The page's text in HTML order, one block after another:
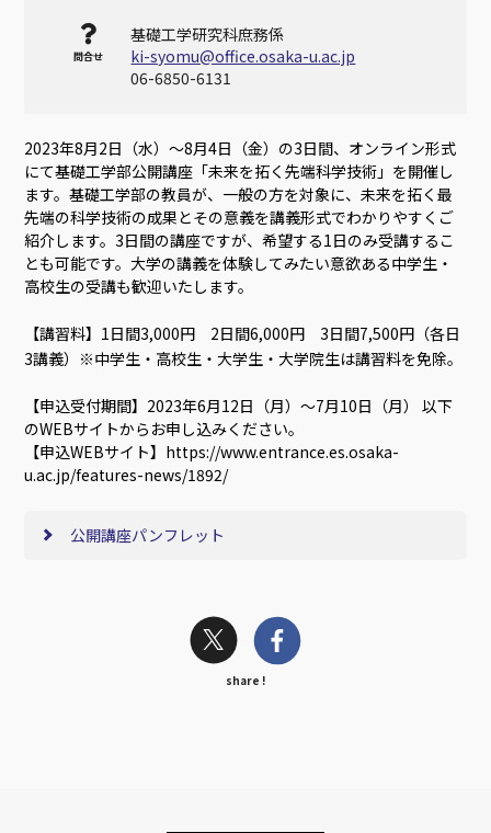
問合せ
基礎工学研究科庶務係
ki-syomu@office.osaka-u.ac.jp
06-6850-6131
2023年8月2日（水）～8月4日（金）の3日間、オンライン形式
にて基礎工学部公開講座「未来を拓く先端科学技術」を開催し
ます。基礎工学部の教員が、一般の方を対象に、未来を拓く最
先端の科学技術の成果とその意義を講義形式でわかりやすくご
紹介します。3日間の講座ですが、希望する1日のみ受講するこ
とも可能です。大学の講義を体験してみたい意欲ある中学生・
高校生の受講も歓迎いたします。
【講習料】1日間3,000円 2日間6,000円 3日間7,500円（各日
3講義）※中学生・高校生・大学生・大学院生は講習料を免除。
【申込受付期間】2023年6月12日（月）〜7月10日（月） 以下
のWEBサイトからお申し込みください。
【申込WEBサイト】https://www.entrance.es.osaka-
u.ac.jp/features-news/1892/
公開講座パンフレット
share !